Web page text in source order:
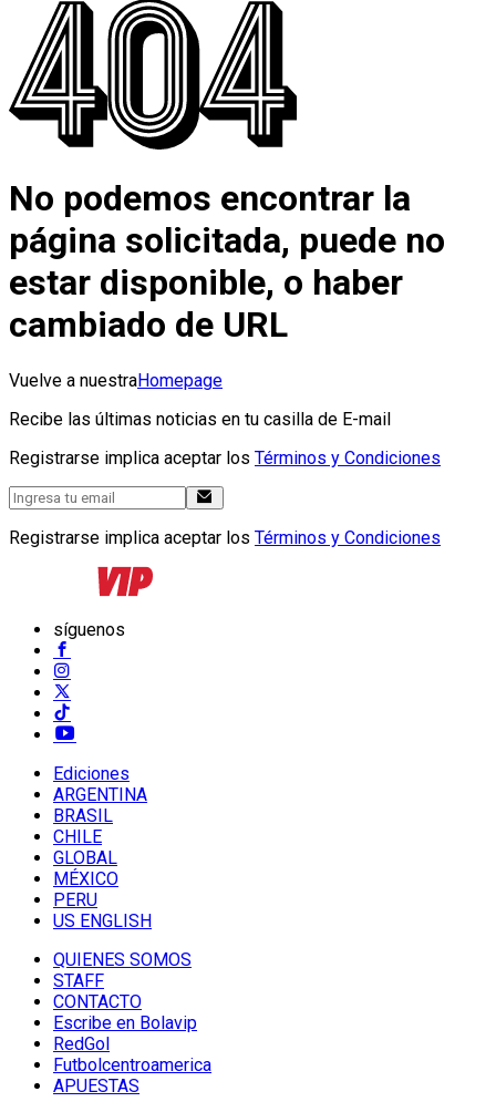
No podemos encontrar la
página solicitada, puede no
estar disponible, o haber
cambiado de URL
Vuelve a nuestraHomepage
Recibe las últimas noticias en tu casilla de E-mail
Registrarse implica aceptar los Términos y Condiciones
Registrarse implica aceptar los Términos y Condiciones
síguenos
Ediciones
ARGENTINA
BRASIL
CHILE
GLOBAL
MÉXICO
PERU
US ENGLISH
QUIENES SOMOS
STAFF
CONTACTO
Escribe en Bolavip
RedGol
Futbolcentroamerica
APUESTAS